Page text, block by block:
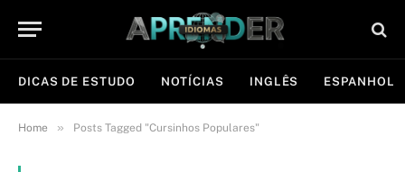
DICAS DE ESTUDO NOTÍCIAS INGLÊS ESPANHOL
Home » Posts Tagged "Cursinhos Populares"